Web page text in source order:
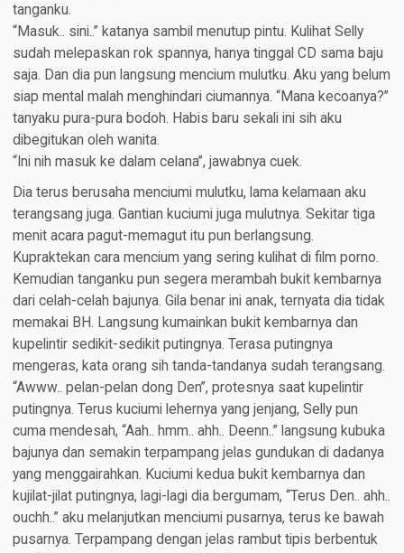
tanganku.
“Masuk.. sini..” katanya sambil menutup pintu. Kulihat Selly
sudah melepaskan rok spannya, hanya tinggal CD sama baju
saja. Dan dia pun langsung mencium mulutku. Aku yang belum
siap mental malah menghindari ciumannya. “Mana kecoanya?”
tanyaku pura-pura bodoh. Habis baru sekali ini sih aku
dibegitukan oleh wanita.
“Ini nih masuk ke dalam celana”, jawabnya cuek.
Dia terus berusaha menciumi mulutku, lama kelamaan aku
terangsang juga. Gantian kuciumi juga mulutnya. Sekitar tiga
menit acara pagut-memagut itu pun berlangsung.
Kupraktekan cara mencium yang sering kulihat di film porno.
Kemudian tanganku pun segera merambah bukit kembarnya
dari celah-celah bajunya. Gila benar ini anak, ternyata dia tidak
memakai BH. Langsung kumainkan bukit kembarnya dan
kupelintir sedikit-sedikit putingnya. Terasa putingnya
mengeras, kata orang sih tanda-tandanya sudah terangsang.
“Awww.. pelan-pelan dong Den”, protesnya saat kupelintir
putingnya. Terus kuciumi lehernya yang jenjang, Selly pun
cuma mendesah, “Aah.. hmm.. ahh.. Deenn..” langsung kubuka
bajunya dan semakin terpampang jelas gundukan di dadanya
yang menggairahkan. Kuciumi kedua bukit kembarnya dan
kujilat-jilat putingnya, lagi-lagi dia bergumam, “Terus Den.. ahh..
ouchh..” aku melanjutkan menciumi pusarnya, terus ke bawah
pusarnya. Terpampang dengan jelas rambut tipis berbentuk